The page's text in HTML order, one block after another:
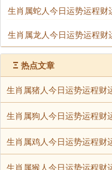
生肖属蛇人今日运势运程财
生肖属龙人今日运势运程财
Ξ 热点文章
生肖属猪人今日运势运程财
生肖属狗人今日运势运程财
生肖属鸡人今日运势运程财
生肖属猴人今日运势运程财